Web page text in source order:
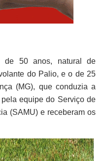
de 50 anos, natural de
do Palio, e o de 25
(MG), que conduzia a
equipe do Serviço de
(SAMU) e receberam os